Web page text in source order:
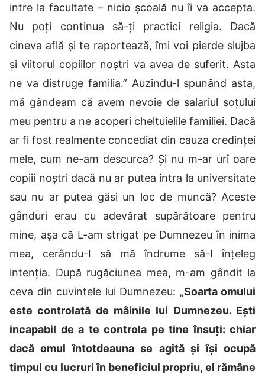
intre la facultate – nicio școală nu îi va accepta.
Nu poți continua să-ți practici religia. Dacă
cineva află și te raportează, îmi voi pierde slujba
și viitorul copiilor noștri va avea de suferit. Asta
ne va distruge familia.” Auzindu-l spunând asta,
mă gândeam că avem nevoie de salariul soțului
meu pentru a ne acoperi cheltuielile familiei. Dacă
ar fi fost realmente concediat din cauza credinței
mele, cum ne-am descurca? Și nu m-ar urî oare
copiii noștri dacă nu ar putea intra la universitate
sau nu ar putea găsi un loc de muncă? Aceste
gânduri erau cu adevărat supărătoare pentru
mine, așa că L-am strigat pe Dumnezeu în inima
mea, cerându-I să mă îndrume să-I înțeleg
intenția. După rugăciunea mea, m-am gândit la
ceva din cuvintele lui Dumnezeu: „Soarta omului
este controlată de mâinile lui Dumnezeu. Ești
incapabil de a te controla pe tine însuți: chiar
dacă omul întotdeauna se agită și își ocupă
timpul cu lucruri în beneficiul propriu, el rămâne